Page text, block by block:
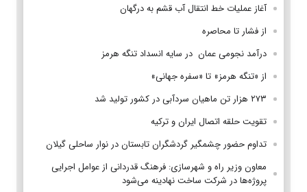
آغاز عملیات خط انتقال آب قشم به درگهان
از فشار تا محاصره
درآمد نجومی عمان در سایه انسداد تنگه هرمز
از «تنگه هرمز» تا «سفره جهانی»
۲۷۳ هزار تن ماهیان سردآبی در کشور تولید شد
تقویت حلقه اتصال ایران و ترکیه
تداوم حضور چشمگیر گردشگران تابستان در نوار ساحلی گیلان
معاون وزیر راه و شهرسازی: فرهنگ قدردانی از عوامل اجرایی
پروژه‌ها در شرکت ساخت نهادینه می‌شود